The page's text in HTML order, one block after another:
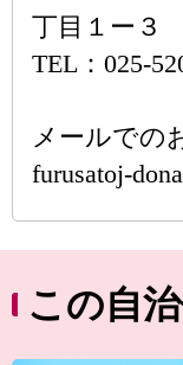
丁目１ー３
TEL：025-
メールでの
furusatoj-
この自